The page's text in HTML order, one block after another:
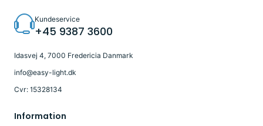
Kundeservice
+45 9387 3600
Idasvej 4, 7000 Fredericia Danmark
info@easy-light.dk
Cvr: 15328134
Information